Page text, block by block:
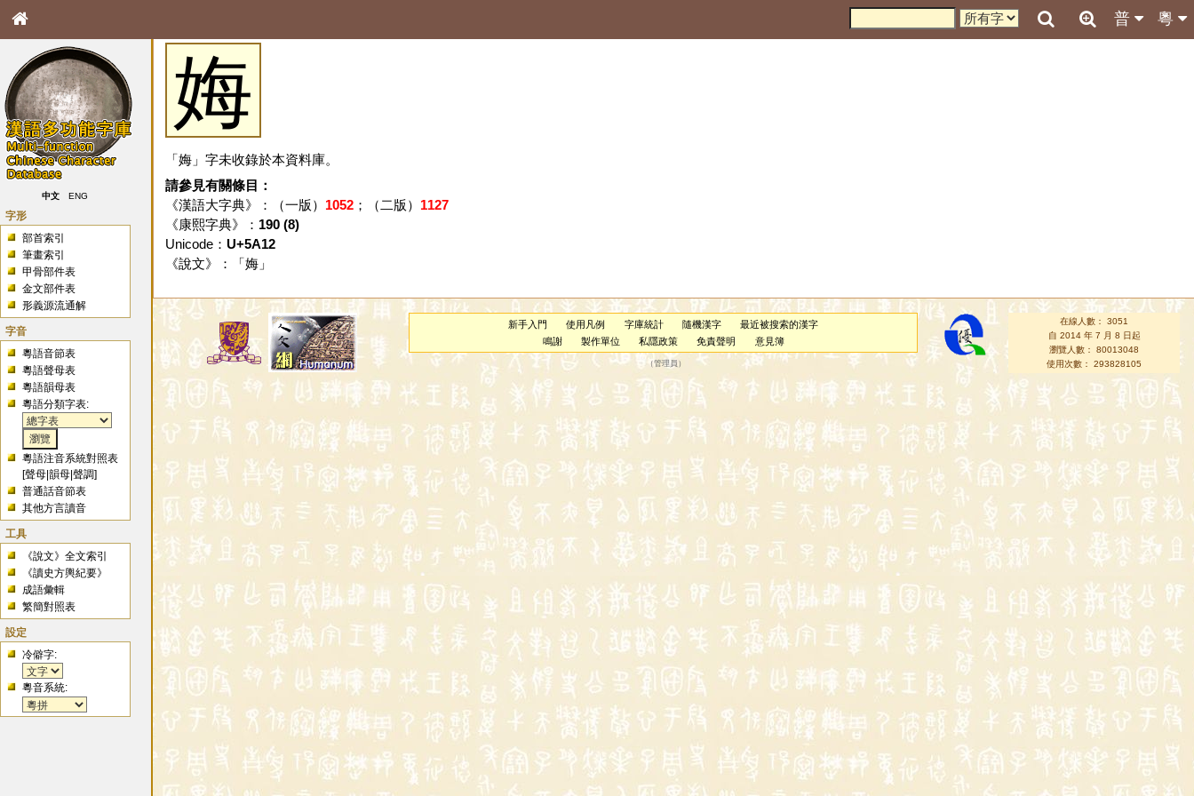
粵
普
中文 ENG
字形
部首索引
筆畫索引
甲骨部件表
金文部件表
形義源流通解
字音
粵語音節表
粵語聲母表
粵語韻母表
粵語分類字表:
粵語注音系統對照表
[聲母 |韻母 |聲調]
普通話音節表
其他方言讀音
工具
《說文》全文索引
《讀史方輿紀要》
成語彙輯
繁簡對照表
設定
冷僻字:
粵音系統:
娒
「娒」字未收錄於本資料庫。
請參見有關條目：
《漢語大字典》：（一版） 1052；（二版） 1127
《康熙字典》： 190 (8)
Unicode： U+5A12
《說文》：「 娒」
新手入門 使用凡例 字庫統計 隨機漢字
最近被搜索的漢字
鳴謝
製作單位 私隱政策 免責聲明 意見簿
（管理員 ）
在線人數： 3051
自 2014 年 7 月 8 日起
瀏覽人數： 80013048
使用次數： 293828105